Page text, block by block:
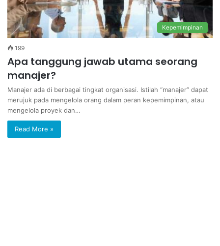
Kepemimpinan
199
Apa tanggung jawab utama seorang
manajer?
Manajer ada di berbagai tingkat organisasi. Istilah “manajer” dapat
merujuk pada mengelola orang dalam peran kepemimpinan, atau
mengelola proyek dan…
Read More »